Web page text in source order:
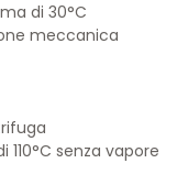
di 30°C
meccanica
senza vapore